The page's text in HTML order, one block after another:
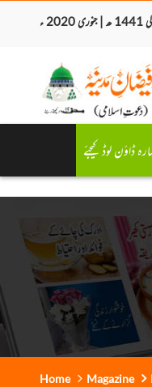
ء
ڈاؤن لوڈ کیجئے
Home Magazine